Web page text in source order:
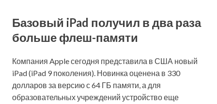
Базовый iPad получил в два раза
больше флеш-памяти
Компания Apple сегодня представила в США новый
iPad (iPad 9 поколения). Новинка оценена в 330
долларов за версию с 64 ГБ памяти, а для
образовательных учреждений устройство еще